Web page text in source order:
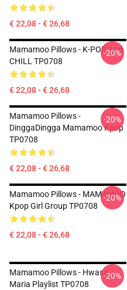
€ 22,08 - € 26,68
Mamamoo Pillows - K-POP And
CHILL TP0708
€ 22,08 - € 26,68
-20%
Mamamoo Pillows -
DinggaDingga Mamamoo Kpop
TP0708
€ 22,08 - € 26,68
-20%
Mamamoo Pillows - MAMAMOO
Kpop Girl Group TP0708
€ 22,08 - € 26,68
-20%
Mamamoo Pillows - Hwasa
Maria Playlist TP0708
-20%